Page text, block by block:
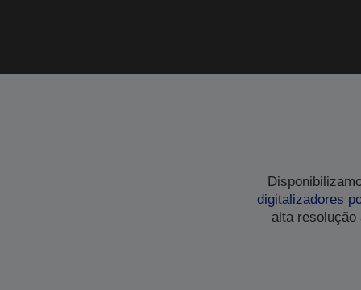
digitalizadores
alta